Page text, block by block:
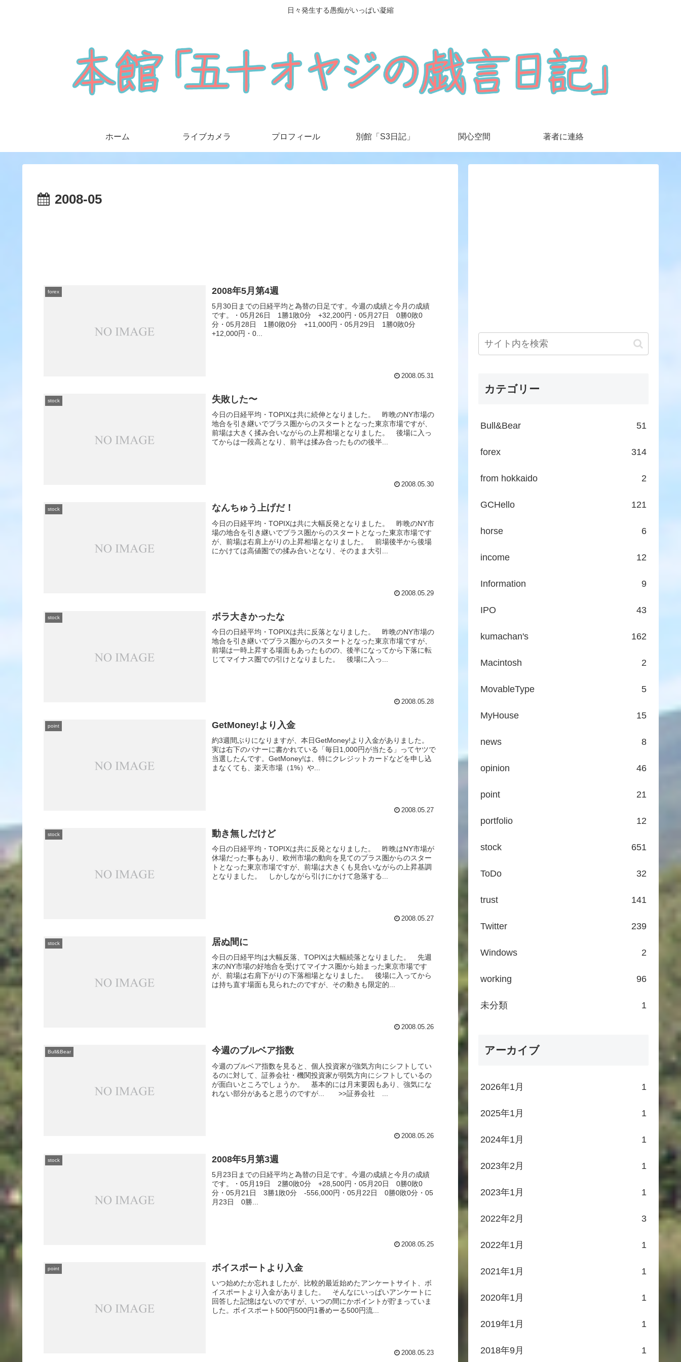
日々発生する愚痴がいっぱい凝縮
ホーム ライブカメラ プロフィール 別館「S3日記」 関心空間 著者に連絡
2008-05
forex 2008年5月第4週
5月30日までの日経平均と為替の日足です。今週の成績と今月の成績
です。・05月26日 1勝1敗0分 +32,200円・05月27日 0勝0敗0
分・05月28日 1勝0敗0分 +11,000円・05月29日 1勝0敗0分
+12,000円・0...
2008.05.31
stock 失敗した〜
今日の日経平均・TOPIXは共に続伸となりました。 昨晩のNY市場の
地合を引き継いでプラス圏からのスタートとなった東京市場ですが、
前場は大きく揉み合いながらの上昇相場となりました。 後場に入っ
てからは一段高となり、前半は揉み合ったものの後半...
2008.05.30
stock なんちゅう上げだ！
今日の日経平均・TOPIXは共に大幅反発となりました。 昨晩のNY市
場の地合を引き継いでプラス圏からのスタートとなった東京市場です
が、前場は右肩上がりの上昇相場となりました。 前場後半から後場
にかけては高値圏での揉み合いとなり、そのまま大引...
2008.05.29
stock ボラ大きかったな
今日の日経平均・TOPIXは共に反落となりました。 昨晩のNY市場の
地合を引き継いでプラス圏からのスタートとなった東京市場ですが、
前場は一時上昇する場面もあったものの、後半になってから下落に転
じてマイナス圏での引けとなりました。 後場に入っ...
2008.05.28
point GetMoney!より入金
約3週間ぶりになりますが、本日GetMoney!より入金がありました。
実は右下のバナーに書かれている「毎日1,000円が当たる」ってヤツで
当選したんです。GetMoney!は、特にクレジットカードなどを申し込
まなくても、楽天市場（1%）や...
2008.05.27
stock 動き無しだけど
今日の日経平均・TOPIXは共に反発となりました。 昨晩はNY市場が
休場だった事もあり、欧州市場の動向を見てのプラス圏からのスター
トとなった東京市場ですが、前場は大きくも見合いながらの上昇基調
となりました。 しかしながら引けにかけて急落する...
2008.05.27
stock 居ぬ間に
今日の日経平均は大幅反落、TOPIXは大幅続落となりました。 先週
末のNY市場の好地合を受けてマイナス圏から始まった東京市場です
が、前場は右肩下がりの下落相場となりました。 後場に入ってから
は持ち直す場面も見られたのですが、その動きも限定的...
2008.05.26
Bull&Bear 今週のブルベア指数
今週のブルベア指数を見ると、個人投資家が強気方向にシフトしてい
るのに対して、証券会社・機関投資家が弱気方向にシフトしているの
が面白いところでしょうか。 基本的には月末要因もあり、強気にな
れない部分があると思うのですが... >>証券会社 ...
2008.05.26
stock 2008年5月第3週
5月23日までの日経平均と為替の日足です。今週の成績と今月の成績
です。・05月19日 2勝0敗0分 +28,500円・05月20日 0勝0敗0
分・05月21日 3勝1敗0分 -556,000円・05月22日 0勝0敗0分・05
月23日 0勝...
2008.05.25
point ボイスポートより入金
いつ始めたか忘れましたが、比較的最近始めたアンケートサイト、ボ
イスポートより入金がありました。 そんなにいっぱいアンケートに
回答した記憶はないのですが、いつの間にかポイントが貯まっていま
した。ボイスポート500円500円1番めーる500円流...
2008.05.23
カテゴリー
Bull&Bear 51
forex 314
from hokkaido 2
GCHello 121
horse 6
income 12
Information 9
IPO 43
kumachan's 162
Macintosh 2
MovableType 5
MyHouse 15
news 8
opinion 46
point 21
portfolio 12
stock 651
ToDo 32
trust 141
Twitter 239
Windows 2
working 96
未分類 1
アーカイブ
2026年1月 1
2025年1月 1
2024年1月 1
2023年2月 1
2023年1月 1
2022年2月 3
2022年1月 1
2021年1月 1
2020年1月 1
2019年1月 1
2018年9月 1